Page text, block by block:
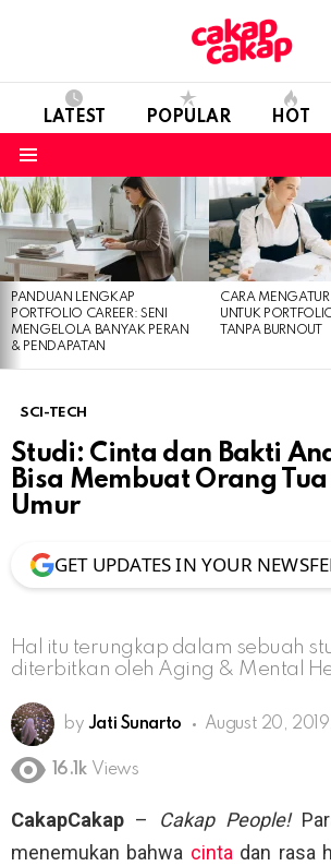
LATEST POPULAR HOT
LATEST
STORIES
PANDUAN LENGKAP
PORTFOLIO CAREER: SENI
MENGELOLA BANYAK PERAN
& PENDAPATAN
CARA
UNTUK
TANPA BURNOUT
SCI-TECH
Studi: Cinta dan Bakti
Bisa Membuat Orang
Umur
GET UPDATES IN YOUR
Hal itu terungkap dalam sebuah
diterbitkan oleh Aging & Mental
by Jati Sunarto August 20,
16.1k Views
CakapCakap – Cakap People!
menemukan bahwa cintadan rasa